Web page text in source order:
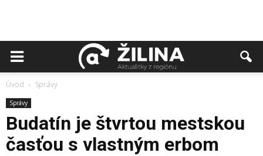
Úvod Správy
Správy
Budatín je štvrtou mestskou
časťou s vlastným erbom